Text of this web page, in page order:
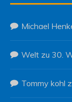
Michael
Welt zu 30.
Tommy kohl